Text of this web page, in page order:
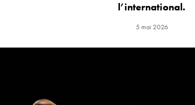
l’international.
5 mai 2026